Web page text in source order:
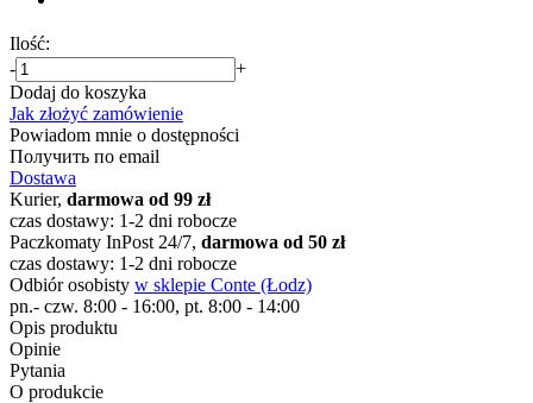
Ilość:
-
+
Dodaj do koszyka
Jak złożyć zamówienie
Powiadom mnie o dostępności
Получить по email
Dostawa
Kurier, darmowa od 99 zł
czas dostawy: 1-2 dni robocze
Paczkomaty InPost 24/7, darmowa od 50 zł
czas dostawy: 1-2 dni robocze
Odbiór osobisty w sklepie Conte (Łodz)
pn.- czw. 8:00 - 16:00, pt. 8:00 - 14:00
Opis produktu
Opinie
Pytania
O produkcie